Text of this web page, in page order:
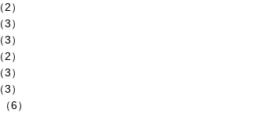
（2）
（3）
（3）
（2）
（3）
（3）
（6）